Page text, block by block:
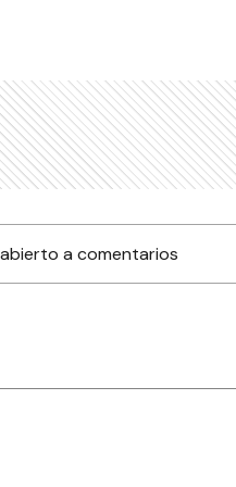
a comentarios